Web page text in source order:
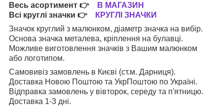
Весь асортимент 👉
В МАГАЗИН
Всі круглі значки 👉
КРУГЛІ ЗНАЧКИ
Значок круглий з малюнком, діаметр значка на вибір.
Основа значка металева, кріплення на булавці.
Можливе виготовлення значків з Вашим малюнком
або логотипом.
Самовивіз замовлень в Києві (ст.м. Дарниця).
Доставка Новою Поштою та УкрПоштою по Україні.
Відправка замовлень у вівторок, середу та п'ятницю.
Доставка 1-3 дні.